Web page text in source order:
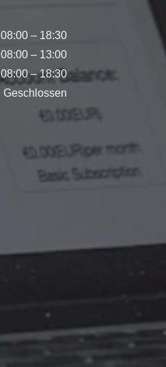
08:00 – 18:30
08:00 – 13:00
08:00 – 18:30
Geschlossen